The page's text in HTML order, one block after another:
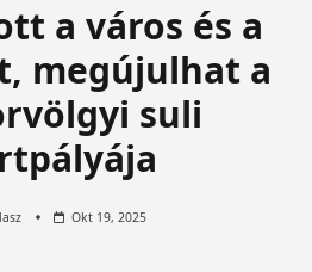
a város és a
megújulhat a
suli
Okt 19, 2025